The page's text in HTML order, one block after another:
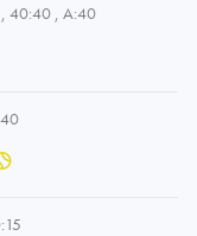
, 40:40 , A:40